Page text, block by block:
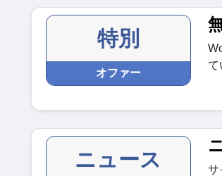
特別
オファー
て
ニュース
サ